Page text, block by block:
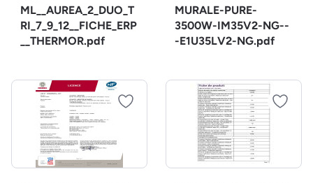
ML__AUREA_2_DUO_T
RI_7_9_12__FICHE_ERP
__THERMOR.pdf
MURALE-PURE-
3500W-IM35V2-NG--
-E1U35LV2-NG.pdf